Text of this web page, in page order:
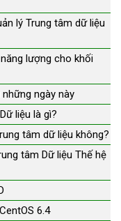
lý Trung tâm dữ liệu
lượng cho khối
ngày này
liệu là gì?
tâm dữ liệu không?
tâm Dữ liệu Thế hệ
6.4